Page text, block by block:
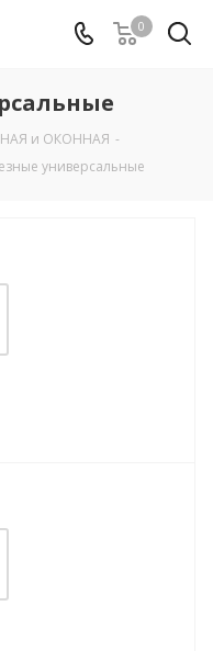
0
и ОКОННАЯ -
универсальные